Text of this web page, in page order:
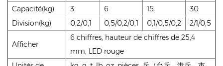
Capacité(kg)
3 6 15
30
Division(kg)
0,2/0,1 0,5/0,2/0,1 0,1/0,5/0,2 2/1/0,5
Afficher
6 chiffres, hauteur de chiffres de 25,4
mm, LED rouge